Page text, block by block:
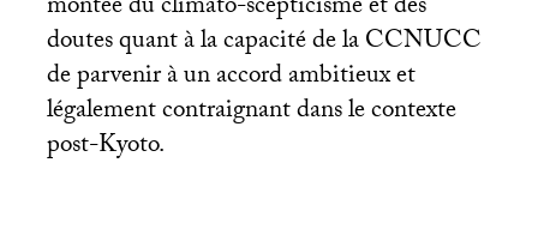
montée du climato-scepticisme et des
doutes quant à la capacité de laCCNUCC
de parvenir à un accord ambitieux et
légalement contraignant dans le contexte
post-Kyoto.